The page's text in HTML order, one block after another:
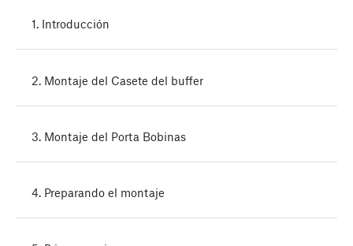
1. Introducción
2. Montaje del Casete del buffer
3. Montaje del Porta Bobinas
4. Preparando el montaje